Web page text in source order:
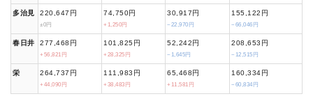
多治見 220,647円
±0円
74,750円
+1,250円
30,917円
−22,970円
155,122円
−66,046円
春日井 277,468円
+56,821円
101,825円
+28,325円
52,242円
−1,645円
208,653円
−12,515円
栄 264,737円
+44,090円
111,983円
+38,483円
65,468円
+11,581円
160,334円
−60,834円